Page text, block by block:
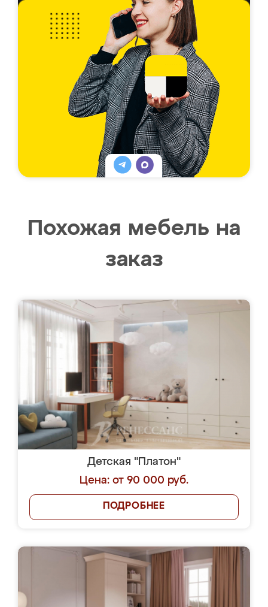
Похожая мебель на
заказ
Детская "Платон"
Цена: от 90 000 руб.
ПОДРОБНЕЕ